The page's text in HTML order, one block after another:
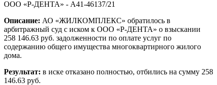
ООО «Р-ДЕНТА» - А41-46137/21
Описание: АО «ЖИЛКОМПЛЕКС» обратилось в
арбитражный суд с иском к ООО «Р-ДЕНТА» о взыскании
258 146.63 руб. задолженности по оплате услуг по
содержанию общего имущества многоквартирного жилого
дома.
Результат: в иске отказано полностью, отбились на сумму 258
146.63 руб.